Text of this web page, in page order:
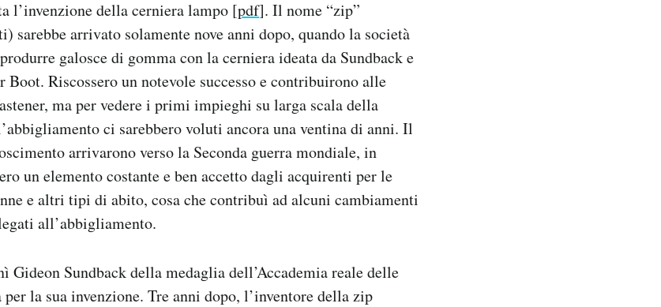
l’invenzione della cerniera lampo [pdf]. Il nome “zip”
sarebbe arrivato solamente nove anni dopo, quando la società
galosce di gomma con la cerniera ideata da Sundback e
Boot. Riscossero un notevole successo e contribuirono alle
ma per vedere i primi impieghi su larga scala della
ci sarebbero voluti ancora una ventina di anni. Il
arrivarono verso la Seconda guerra mondiale, in
un elemento costante e ben accetto dagli acquirenti per le
e altri tipi di abito, cosa che contribuì ad alcuni cambiamenti
all’abbigliamento.
Gideon Sundback della medaglia dell’Accademia reale delle
la sua invenzione. Tre anni dopo, l’inventore della zip